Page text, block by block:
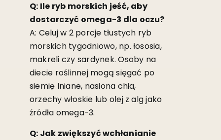
Q: Ile ryb morskich jeść, aby
dostarczyć omega-3 dla oczu?
A: Celuj w 2 porcje tłustych ryb
morskich tygodniowo, np. łososia,
makreli czy sardynek. Osoby na
diecie roślinnej mogą sięgać po
siemię lniane, nasiona chia,
orzechy włoskie lub olej z alg jako
źródła omega-3.
Q: Jak zwiększyć wchłanianie